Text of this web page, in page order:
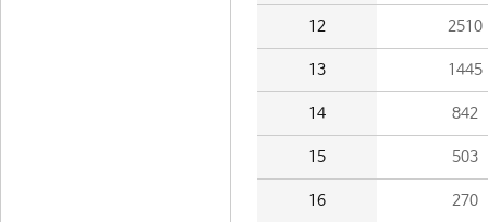
12 2510
13 1445
14 842
15 503
16 270